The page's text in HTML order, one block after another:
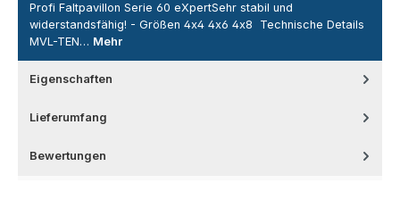
Profi Faltpavillon Serie 60 eXpertSehr stabil und
widerstandsfähig! - Größen 4x4 4x6 4x8 Technische Details
MVL-TEN… Mehr
Eigenschaften
Lieferumfang
Bewertungen